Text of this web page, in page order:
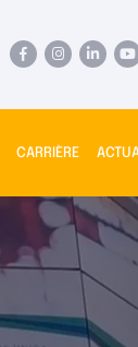
CARRIÈRE